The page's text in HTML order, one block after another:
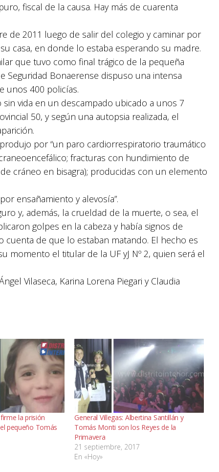
fiscal de la causa. Hay más de cuarenta
de 2011 luego de salir del colegio y caminar por
casa, en donde lo estaba esperando su madre.
que tuvo como final trágico de la pequeña
Seguridad Bonaerense dispuso una intensa
unos 400 policías.
vida en un descampado ubicado a unos 7
50, y según una autopsia realizada, el
por “un paro cardiorrespiratorio traumático
fracturas con hundimiento de
cráneo en bisagra); producidas con un elemento
ensañamiento y alevosía”.
y, además, la crueldad de la muerte, o sea, el
golpes en la cabeza y había signos de
cuenta de que lo estaban matando. El hecho es
momento el titular de la UF yJ Nº 2, quien será el
Vilaseca, Karina Lorena Piegari y Claudia
la prisión
pequeño Tomás
General Villegas: Albertina Santillán y
Tomás Monti son los Reyes de la
Primavera
21 septiembre, 2017
En «Hoy»